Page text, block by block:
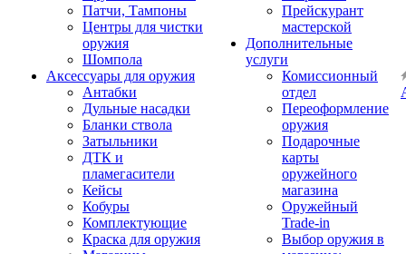
Патчи, Тампоны
Центры для чистки
оружия
Шомпола
Аксессуары для оружия
Антабки
Дульные насадки
Бланки ствола
Затыльники
ДТК и
пламегасители
Кейсы
Кобуры
Комплектующие
Краска для оружия
Прейскурант
мастерской
Дополнительные
услуги
Комиссионный
отдел
Переоформление
оружия
Подарочные
карты
оружейного
магазина
Оружейный
Trade-in
Выбор оружия в